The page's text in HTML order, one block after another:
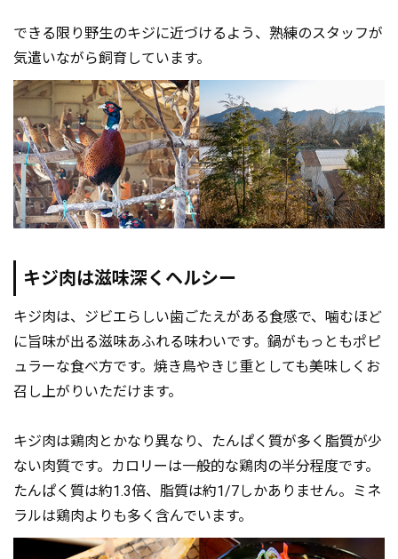
できる限り野生のキジに近づけるよう、熟練のスタッフが
気遣いながら飼育しています。
キジ肉は滋味深くヘルシー
キジ肉は、ジビエらしい歯ごたえがある食感で、噛むほど
に旨味が出る滋味あふれる味わいです。鍋がもっともポピ
ュラーな食べ方です。焼き鳥やきじ重としても美味しくお
召し上がりいただけます。
キジ肉は鶏肉とかなり異なり、たんぱく質が多く脂質が少
ない肉質です。カロリーは一般的な鶏肉の半分程度です。
たんぱく質は約1.3倍、脂質は約1/7しかありません。ミネ
ラルは鶏肉よりも多く含んでいます。